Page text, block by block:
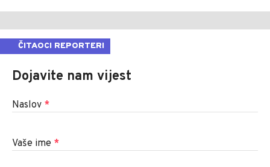
ČITAOCI REPORTERI
Dojavite nam vijest
Naslov *
Vaše ime *